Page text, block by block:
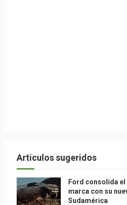
Articulos sugeridos
Ford consolida
marca con su
Sudamérica